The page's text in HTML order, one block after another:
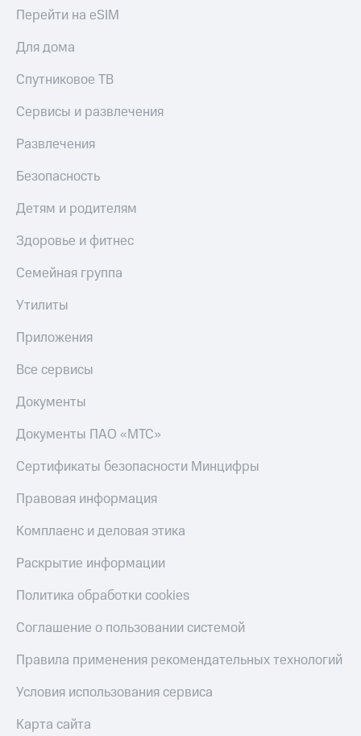
Оплата
по QR-
коду
за границей
магазин
и
часы
трекеры
Умный
дом
Акции
и
скидки
Все
Перейти на eSIM
Для дома
Спутниковое ТВ
Сервисы и развлечения
Развлечения
Безопасность
Детям и родителям
Здоровье и фитнес
Семейная группа
Утилиты
Приложения
Все сервисы
Документы
Документы ПАО «МТС»
Сертификаты безопасности Минцифры
Правовая информация
Комплаенс и деловая этика
Раскрытие информации
Политика обработки cookies
Соглашение о пользовании системой
Правила применения рекомендательных технологий
Условия использования сервиса
Карта сайта